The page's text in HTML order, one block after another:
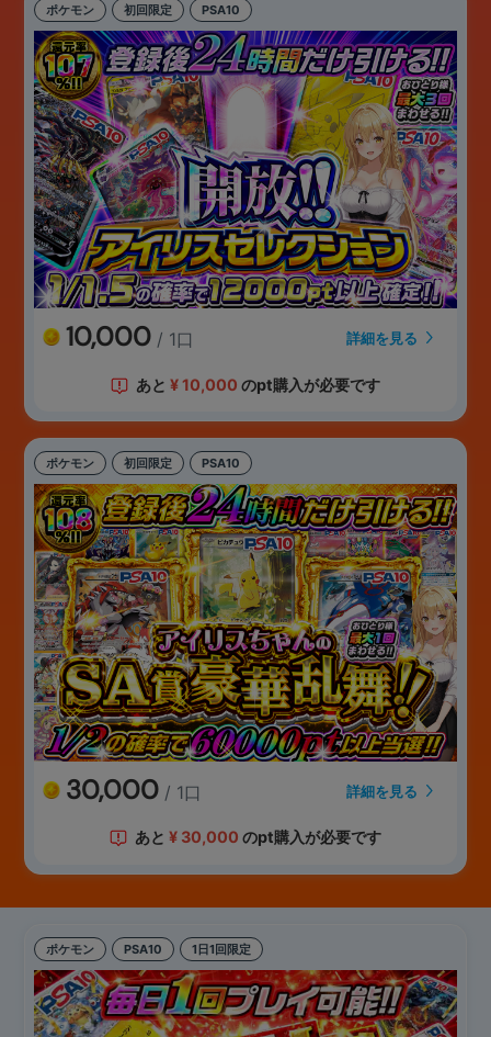
ポケモン 初回限定 PSA10
10,000 / 1口 詳細を見る
あと ¥10,000 のpt購入が必要です
ポケモン 初回限定 PSA10
30,000 / 1口 詳細を見る
あと ¥ 30,000 のpt購入が必要です
ポケモン PSA10 1日1回限定